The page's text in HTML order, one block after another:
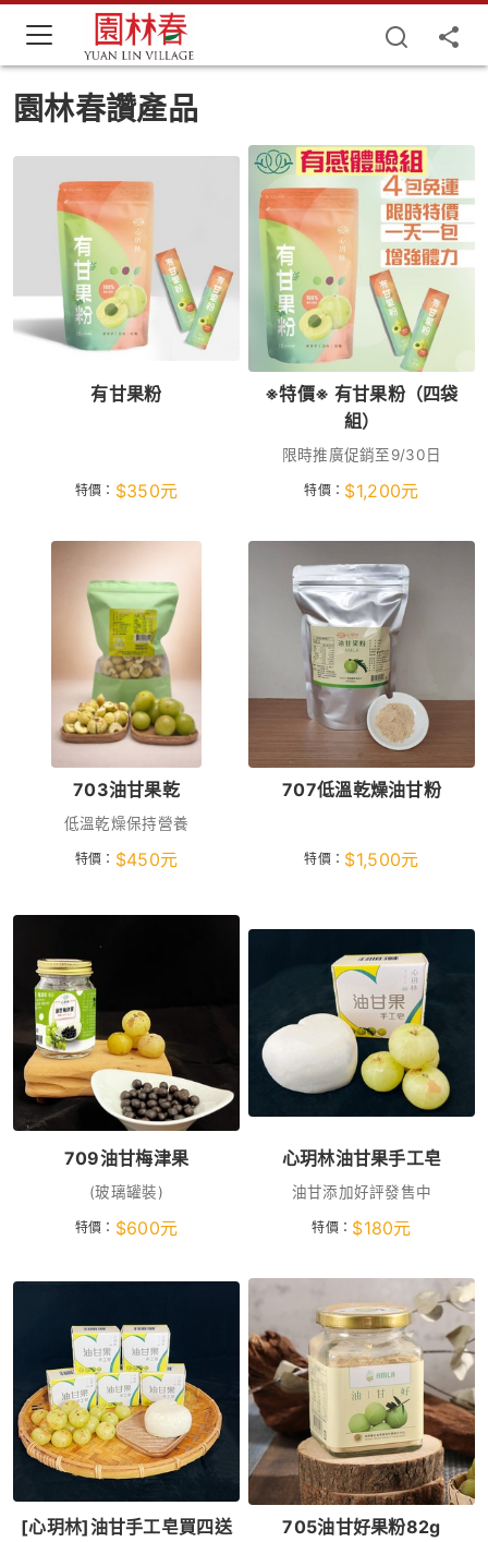
園林春讚產品
有甘果粉
特價： $350元
※特價※ 有甘果粉（四袋
組）
限時推廣促銷至9/30日
特價： $1,200元
703油甘果乾
低溫乾燥保持營養
特價： $450元
707低溫乾燥油甘粉
特價： $1,500元
709油甘梅津果
(玻璃罐裝)
特價： $600元
心玥林油甘果手工皂
油甘添加好評發售中
特價： $180元
[心玥林]油甘手工皂買四送
705油甘好果粉82g